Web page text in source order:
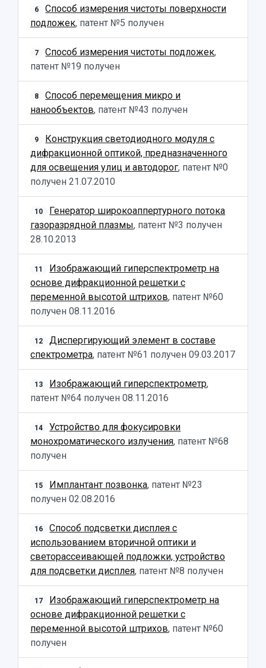
Кафедры
Научные подразделения
Общественные организации
Институт искусственного интеллекта
Аграрный карбоновый полигон
Архив
Фирменный стиль
Устойчивое развитие
Кампус
3D-тур по университету
Музеи
Учебный аэродром
Ботанический сад
Умный дом бабочек
Международный межвузовский кампус
Сведения об образовательной организации
Официальные документы
Тестирование иностранных граждан на
знание русского языка, истории России и
Платные образовательные услуги
Подготовительные курсы
Библиотека
Видеолекции
Противодействие COVID-19
Материальная база
Подразделения научного обслуживания
Результаты научно-исследовательской
деятельности
Научно-технические разработки
Конкурсы научных проектов и грантов
Областной конкурс "Молодой учёный"
Отчеты о научно-исследовательской
деятельности
Журналы Самарского университета
Научные конференции
Патенты
Публикации и издания
Отчеты о проведенных конференциях
6
Способ измерения чистоты поверхности
подложек, патент №5 получен
7 Способ измерения чистоты подложек,
патент №19 получен
8
Способ перемещения микро и
нанообъектов, патент №43 получен
9
Конструкция светодиодного модуля с
дифракционной оптикой, предназначенного
для освещения улиц и автодорог, патент №0
получен 21.07.2010
10
Генератор широкоаппертурного потока
газоразрядной плазмы, патент №3 получен
28.10.2013
11
Изображающий гиперспектрометр на
основе дифракционной решетки с
переменной высотой штрихов, патент №60
получен 08.11.2016
12
Диспергирующий элемент в составе
спектрометра, патент №61 получен 09.03.2017
13 Изображающий гиперспектрометр,
патент №64 получен 08.11.2016
14
Устройство для фокусировки
монохроматического излучения, патент №68
получен
15 Имплантант позвонка, патент №23
получен 02.08.2016
16
Способ подсветки дисплея с
использованием вторичной оптики и
светорассеивающей подложки, устройство
для подсветки дисплея, патент №8 получен
17
Изображающий гиперспектрометр на
основе дифракционной решетки с
переменной высотой штрихов, патент №60
получен